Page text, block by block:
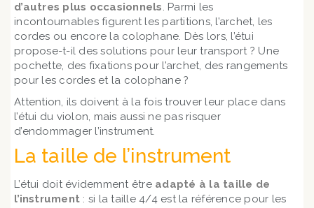
d’autres plus occasionnels. Parmi les
incontournables figurent les partitions, l’archet, les
cordes ou encore la colophane. Dès lors, l’étui
propose-t-il des solutions pour leur transport ? Une
pochette, des fixations pour l’archet, des rangements
pour les cordes et la colophane ?
Attention, ils doivent à la fois trouver leur place dans
l’étui du violon, mais aussi ne pas risquer
d’endommager l’instrument.
La taille de l’instrument
L’étui doit évidemment être adapté à la taille de
l’instrument : si la taille 4/4 est la référence pour les